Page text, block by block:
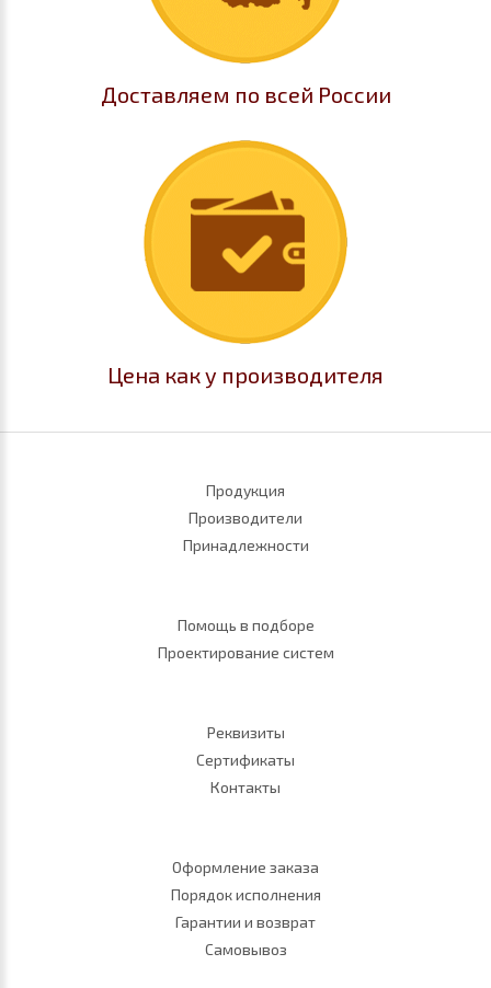
Доставляем по всей России
Цена как у производителя
Продукция
Производители
Принадлежности
Помощь в подборе
Проектирование систем
Реквизиты
Сертификаты
Контакты
Оформление заказа
Порядок исполнения
Гарантии и возврат
Самовывоз